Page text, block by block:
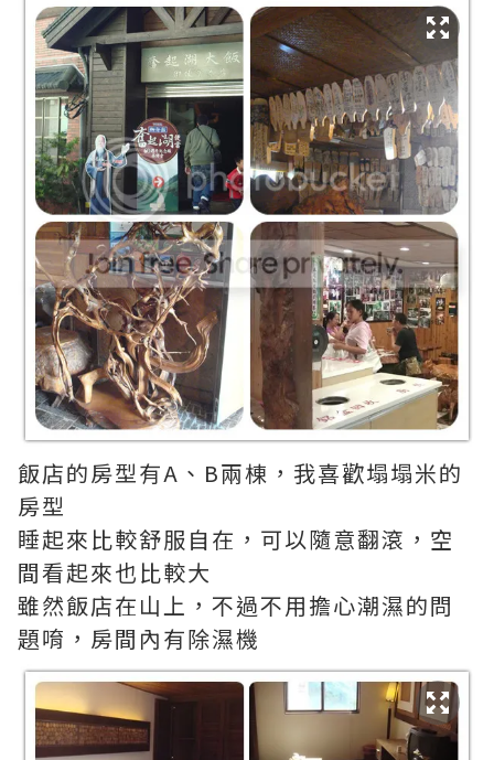
飯店的房型有A、B兩棟，我喜歡塌塌米的
房型
睡起來比較舒服自在，可以隨意翻滾，空
間看起來也比較大
雖然飯店在山上，不過不用擔心潮濕的問
題唷，房間內有除濕機